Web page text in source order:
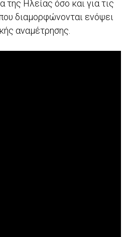
της Ηλείας όσο και για τις
διαμορφώνονται ενόψει
αναμέτρησης.